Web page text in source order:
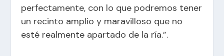
perfectamente, con lo que podremos tener
un recinto amplio y maravilloso que no
esté realmente apartado de la ría.”.